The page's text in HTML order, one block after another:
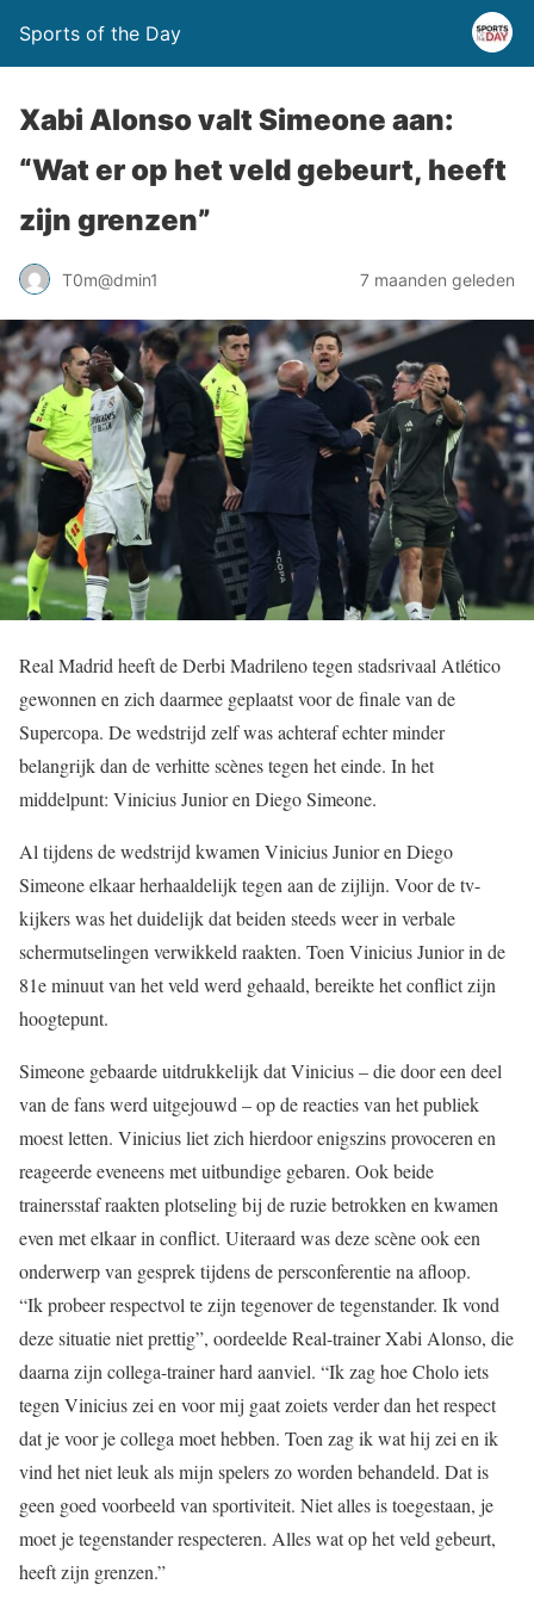
Sports of the Day
Xabi Alonso valt Simeone aan:
“Wat er op het veld gebeurt, heeft
zijn grenzen”
T0m@dmin1 7 maanden geleden
Real Madrid heeft de Derbi Madrileno tegen stadsrivaal Atlético
gewonnen en zich daarmee geplaatst voor de finale van de
Supercopa. De wedstrijd zelf was achteraf echter minder
belangrijk dan de verhitte scènes tegen het einde. In het
middelpunt: Vinicius Junior en Diego Simeone.
Al tijdens de wedstrijd kwamen Vinicius Junior en Diego
Simeone elkaar herhaaldelijk tegen aan de zijlijn. Voor de tv-
kijkers was het duidelijk dat beiden steeds weer in verbale
schermutselingen verwikkeld raakten. Toen Vinicius Junior in de
81e minuut van het veld werd gehaald, bereikte het conflict zijn
hoogtepunt.
Simeone gebaarde uitdrukkelijk dat Vinicius – die door een deel
van de fans werd uitgejouwd – op de reacties van het publiek
moest letten. Vinicius liet zich hierdoor enigszins provoceren en
reageerde eveneens met uitbundige gebaren. Ook beide
trainersstaf raakten plotseling bij de ruzie betrokken en kwamen
even met elkaar in conflict. Uiteraard was deze scène ook een
onderwerp van gesprek tijdens de persconferentie na afloop.
“Ik probeer respectvol te zijn tegenover de tegenstander. Ik vond
deze situatie niet prettig”, oordeelde Real-trainer Xabi Alonso, die
daarna zijn collega-trainer hard aanviel. “Ik zag hoe Cholo iets
tegen Vinicius zei en voor mij gaat zoiets verder dan het respect
dat je voor je collega moet hebben. Toen zag ik wat hij zei en ik
vind het niet leuk als mijn spelers zo worden behandeld. Dat is
geen goed voorbeeld van sportiviteit. Niet alles is toegestaan, je
moet je tegenstander respecteren. Alles wat op het veld gebeurt,
heeft zijn grenzen.”